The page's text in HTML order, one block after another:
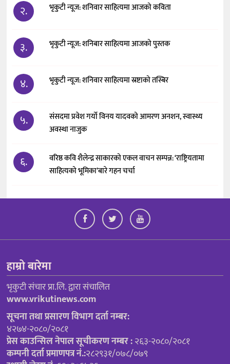
२. भृकुटी न्यूज: शनिवार साहित्यमा आजको कविता
३. भृकुटी न्यूज: शनिबार साहित्यमा आजको पुस्तक
४. भृकुटी न्यूज: शनिवार साहित्यमा स्रष्टाको तस्बिर
५.
संसदमा प्रवेश गर्यो विनय यादवको आमरण अनशन, स्वास्थ्य
अवस्था नाजुक
६.
वरिष्ठ कवि शैलेन्द्र साकारको एकल वाचन सम्पन्न: ‘राष्ट्रियतामा
साहित्यको भूमिका’बारे गहन चर्चा
हाम्रो बारेमा
भृकुटी संचार प्रा.लि. द्वारा संचालित
www.vrikutinews.com
सूचना तथा प्रसारण विभाग दर्ता नम्बर:
४२७४-२०८०/२०८१
प्रेस काउन्सिल नेपाल सूचीकरण नम्बर :२६३-२०८०/२०८१
कम्पनी दर्ता प्रमाणपत्र नं.:२८२९३१/०७८/०७९